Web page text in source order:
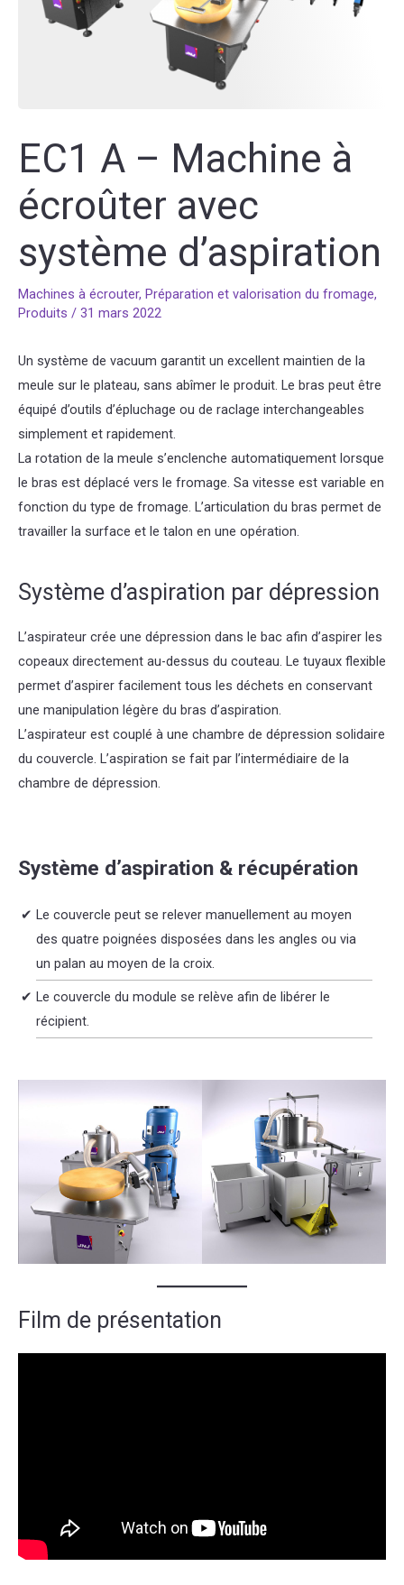
EC1 A – Machine à
écroûter avec
système d’aspiration
Machines à écrouter, Préparation et valorisation du fromage,
Produits / 31 mars 2022
Un système de vacuum garantit un excellent maintien de la
meule sur le plateau, sans abîmer le produit. Le bras peut être
équipé d’outils d’épluchage ou de raclage interchangeables
simplement et rapidement.
La rotation de la meule s’enclenche automatiquement lorsque
le bras est déplacé vers le fromage. Sa vitesse est variable en
fonction du type de fromage. L’articulation du bras permet de
travailler la surface et le talon en une opération.
Système d’aspiration par dépression
L’aspirateur crée une dépression dans le bac afin d’aspirer les
copeaux directement au-dessus du couteau. Le tuyaux flexible
permet d’aspirer facilement tous les déchets en conservant
une manipulation légère du bras d’aspiration.
L’aspirateur est couplé à une chambre de dépression solidaire
du couvercle. L’aspiration se fait par l’intermédiaire de la
chambre de dépression.
Système d’aspiration & récupération
Le couvercle peut se relever manuellement au moyen
des quatre poignées disposées dans les angles ou via
un palan au moyen de la croix.
Le couvercle du module se relève afin de libérer le
récipient.
Film de présentation